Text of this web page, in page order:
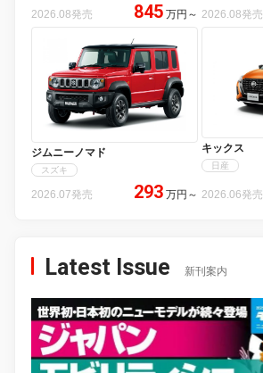
2026.08発売 845 万円 ～ 2026.08発売
ジムニーノマド
スズキ
2026.07発売 293 万円 ～
キックス
日産
2026.06発売
Latest Issue 新刊案内